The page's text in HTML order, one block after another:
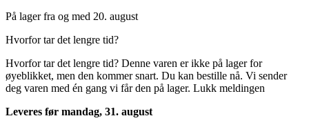
På lager fra og med 20. august
Hvorfor tar det lengre tid?
Hvorfor tar det lengre tid? Denne varen er ikke på lager for
øyeblikket, men den kommer snart. Du kan bestille nå. Vi sender
deg varen med én gang vi får den på lager. Lukk meldingen
Leveres før mandag, 31. august